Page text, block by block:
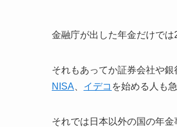
金融庁が出した年金だけで
それもあってか証券会社や
NISA
イデコ を始める人も
それでは日本以外の国の年